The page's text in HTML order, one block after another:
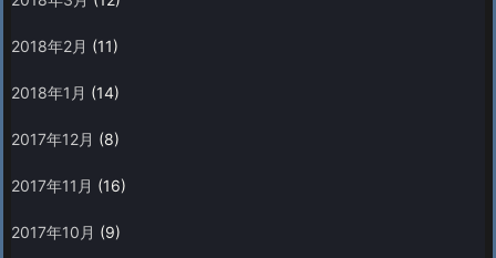
2018年2月 (11)
2018年1月 (14)
2017年12月 (8)
2017年11月 (16)
2017年10月 (9)